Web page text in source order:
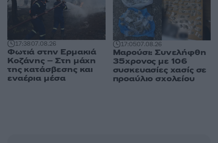
17:3807.08.26
Φωτιά στην Ερμακιά
Κοζάνης – Στη μάχη
της κατάσβεσης και
εναέρια μέσα
17:0507.08.26
Μαρούσι: Συνελήφθη
35χρονος με 106
συσκευασίες χασίς σε
προαύλιο σχολείου